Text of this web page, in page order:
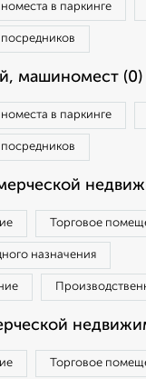
в паркинге
посредников
машиномест (0)
в паркинге
посредников
Торговое
назначения
Торговое